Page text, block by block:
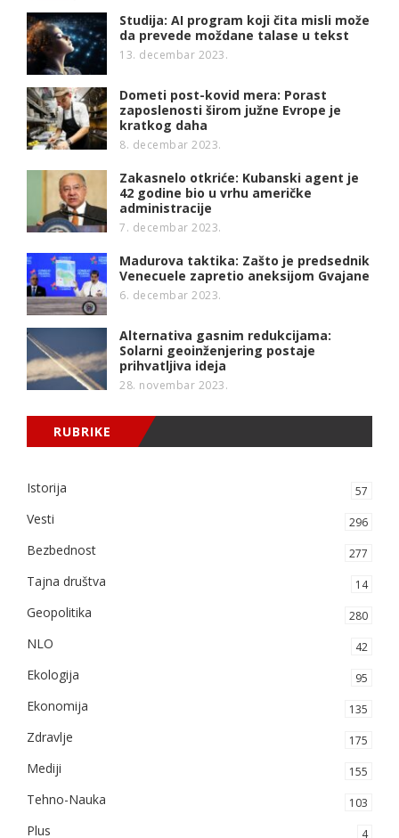
Studija: AI program koji čita misli može
da prevede moždane talase u tekst
13. decembar 2023.
Dometi post-kovid mera: Porast
zaposlenosti širom južne Evrope je
kratkog daha
8. decembar 2023.
Zakasnelo otkriće: Kubanski agent je
42 godine bio u vrhu američke
administracije
7. decembar 2023.
Madurova taktika: Zašto je predsednik
Venecuele zapretio aneksijom Gvajane
6. decembar 2023.
Alternativa gasnim redukcijama:
Solarni geoinženjering postaje
prihvatljiva ideja
28. novembar 2023.
RUBRIKE
Istorija 57
Vesti 296
Bezbednost 277
Tajna društva 14
Geopolitika 280
NLO 42
Ekologija 95
Ekonomija 135
Zdravlje 175
Mediji 155
Tehno-Nauka 103
Plus 4